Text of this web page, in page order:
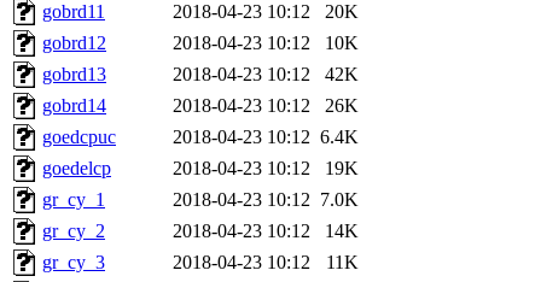
gobrd11
2018-04-23 10:12
20K
gobrd12
2018-04-23 10:12
10K
gobrd13
2018-04-23 10:12
42K
gobrd14
2018-04-23 10:12
26K
goedcpuc
2018-04-23 10:12 6.4K
goedelcp
2018-04-23 10:12
19K
gr_cy_1
2018-04-23 10:12 7.0K
gr_cy_2
2018-04-23 10:12
14K
gr_cy_3
2018-04-23 10:12
11K